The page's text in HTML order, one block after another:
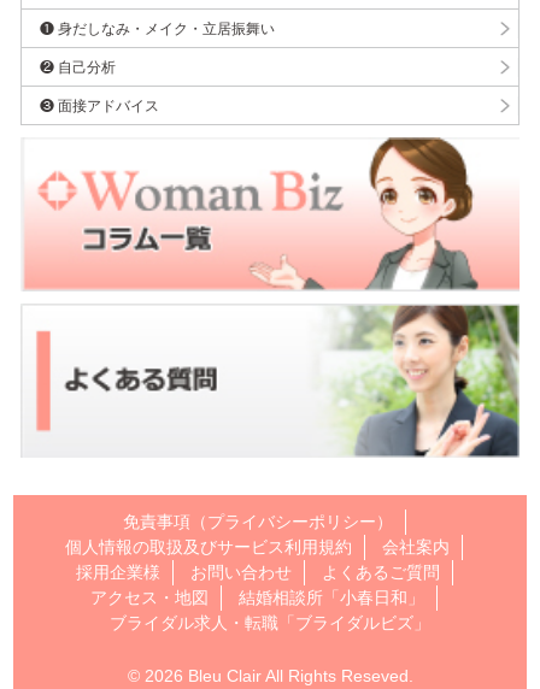
❶ 身だしなみ・メイク・立居振舞い
❷ 自己分析
❸ 面接アドバイス
免責事項（プライバシーポリシー）
個人情報の取扱及びサービス利用規約
会社案内
採用企業様
お問い合わせ
よくあるご質問
アクセス・地図
結婚相談所「小春日和」
ブライダル求人・転職「ブライダルビズ」
© 2026 Bleu Clair All Rights Reseved.